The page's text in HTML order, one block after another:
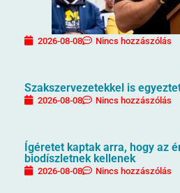
2026-08-08 Nincs hozzászólás
Szakszervezetekkel is
2026-08-08 Nincs hozzászólás
Ígéretet kaptak arra, hogy az
biodíszletnek kellenek
2026-08-08 Nincs hozzászólás